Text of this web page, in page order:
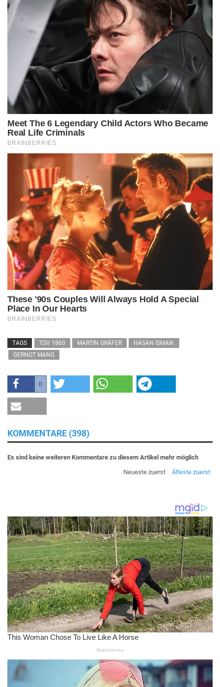
TAGS TSV 1860 MARTIN GRÄFER
HASAN ISMAIK
GERNOT MANG
0
KOMMENTARE (398)
Es sind keine weiteren Kommentare zu diesem Artikel mehr möglich
Neueste zuerst
Älteste zuerst